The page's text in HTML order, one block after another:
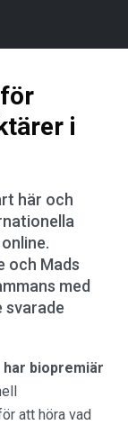
i
här och
och Mads
med
svarade
har biopremiär
att höra vad